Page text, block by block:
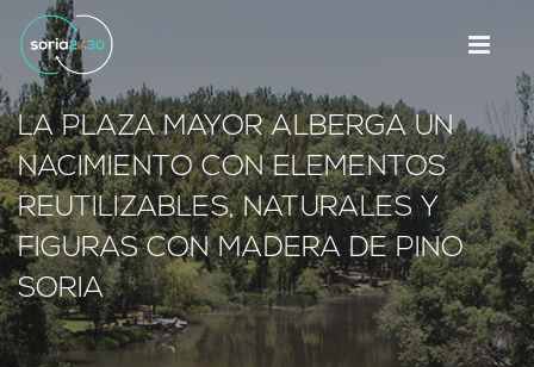
LA PLAZA MAYOR ALBERGA UN
NACIMIENTO CON ELEMENTOS
REUTILIZABLES, NATURALES Y
FIGURAS CON MADERA DE PINO
SORIA